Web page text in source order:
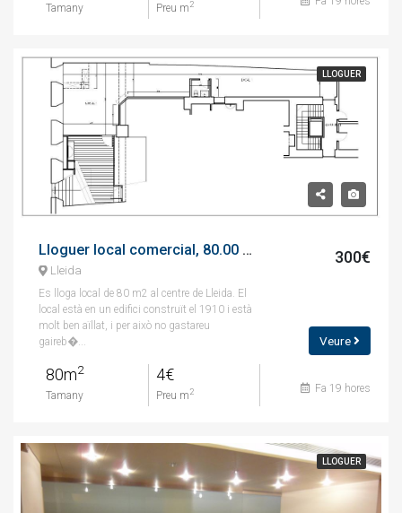
Tamany Preu m 2
LLOGUER
Lloguer local comercial, 80.00 m², avenida francesc macià
Lleida
Es lloga local de 80 m2 al centre de Lleida. El
local està en un edifici construït el 1910 i està
molt ben aïllat, i per això no gastareu
gaireb�...
80m2
Tamany
4€
Preu m 2
300€
Veure
Fa 19 hores
LLOGUER